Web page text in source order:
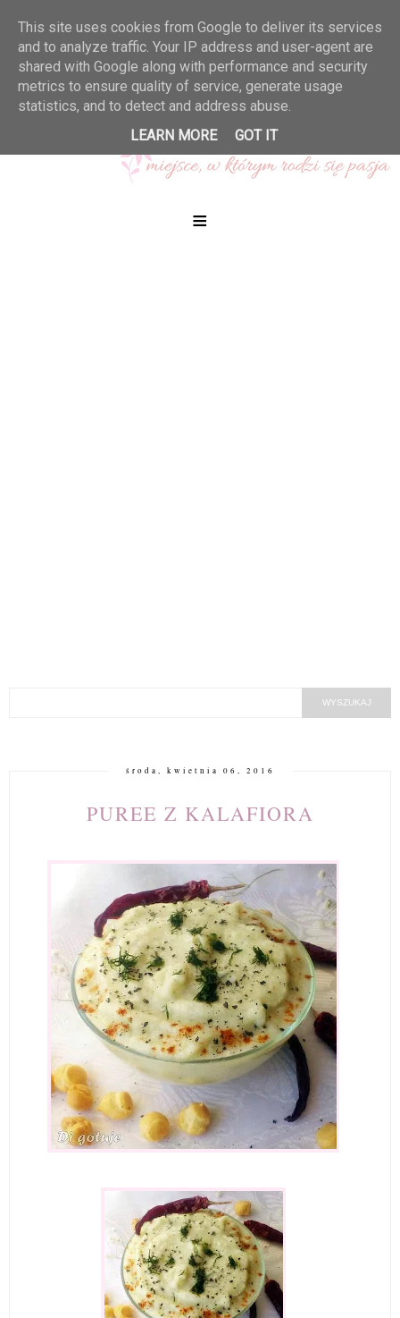
≡
środa, kwietnia 06, 2016
PUREE Z KALAFIORA
This site uses cookies from Google to deliver its services
and to analyze traffic. Your IP address and user-agent are
shared with Google along with performance and security
metrics to ensure quality of service, generate usage
statistics, and to detect and address abuse.
LEARN MORE
GOT IT